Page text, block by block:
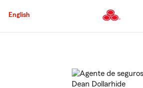
al
principal
English